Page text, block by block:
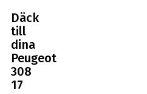
Däck
till
dina
Peugeot
308
17